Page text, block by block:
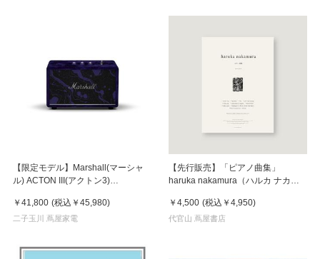
【限定モデル】Marshall(マーシャ
ル) ACTON III(アクトン3)
年アニバーサリーエディション ス
ピーカー
￥41,800 (税込 ￥45,980)
二子玉川 蔦屋家電
【先行販売】「ピアノ曲集」
haruka nakamura（ハルカ ナカム
￥4,500 (税込 ￥4,950)
代官山 蔦屋書店